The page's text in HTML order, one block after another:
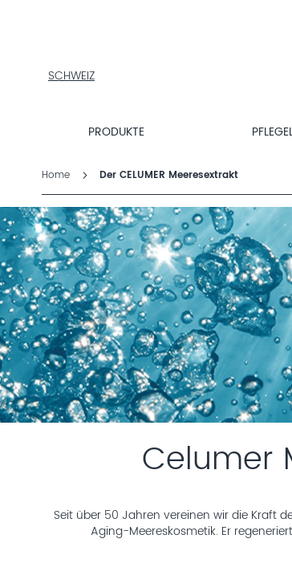
SCHWEIZ
INSTITUTSKOSMETIK
PRODUKTE
Home Der CELUMER Meeresextrakt
Celumer
Seit über 50 Jahren vereinen wir die Kraft
Aging-Meereskosmetik. Er